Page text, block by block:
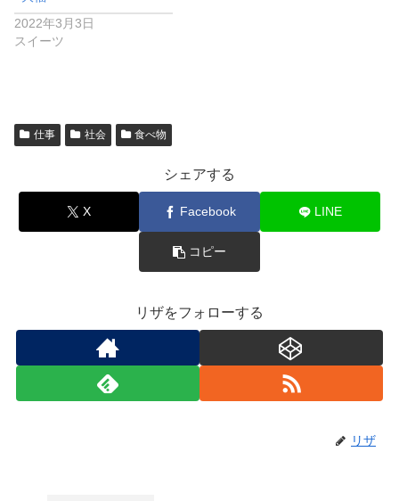
2022年3月3日
スイーツ
仕事 社会 食べ物
シェアする
X Facebook LINE
コピー
リザをフォローする
リザ